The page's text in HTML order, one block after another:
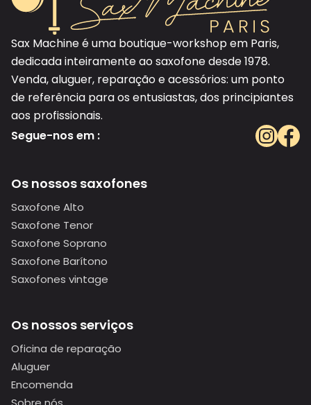
Sax Machine é uma boutique-workshop em Paris,
dedicada inteiramente ao saxofone desde 1978.
Venda, aluguer, reparação e acessórios: um ponto
de referência para os entusiastas, dos principiantes
aos profissionais.
Segue-nos em :
Os nossos saxofones
Saxofone Alto
Saxofone Tenor
Saxofone Soprano
Saxofone Barítono
Saxofones vintage
Os nossos serviços
Oficina de reparação
Aluguer
Encomenda